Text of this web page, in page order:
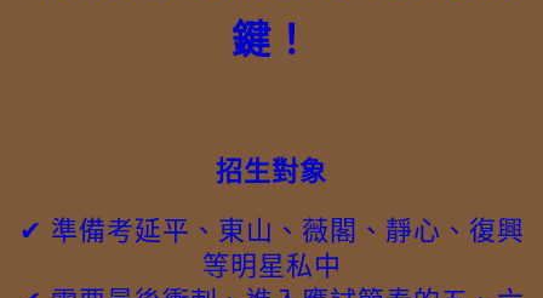
鍵！
招生對象
✔ 準備考延平、東山、薇閣、靜心、復興
等明星私中